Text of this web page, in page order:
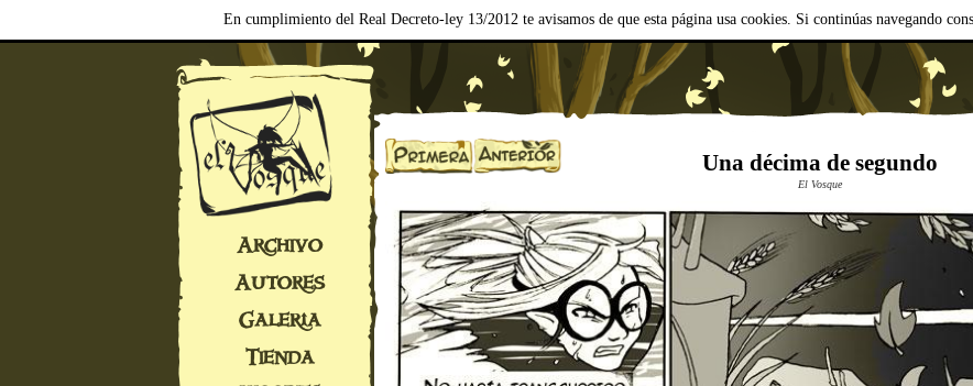
En cumplimiento del Real Decreto-ley 13/2012 te avisamos de que esta página usa cookies. Si continúas navegando
Archivo
Autores
Galería
Tienda
Una décima de segundo
El Vosque